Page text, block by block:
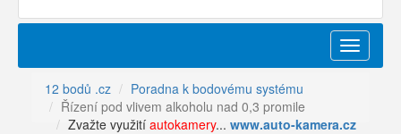
Menu
12 bodů .cz
Poradna k bodovému systému
Řízení pod vlivem alkoholu nad 0,3 promile
Zvažte využití autokamery... www.auto-kamera.cz